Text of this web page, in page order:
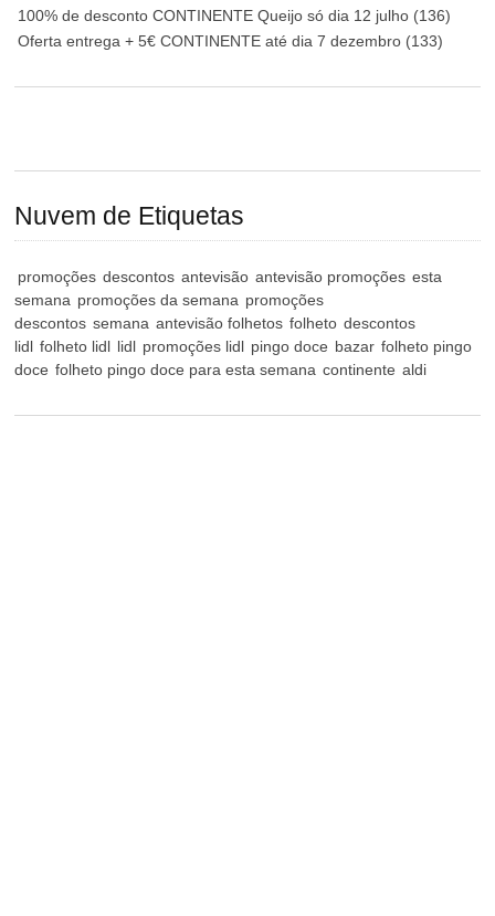
100% de desconto CONTINENTE Queijo só dia 12 julho (136)
Oferta entrega + 5€ CONTINENTE até dia 7 dezembro (133)
Nuvem de Etiquetas
promoções descontos antevisão antevisão promoções esta
semana promoções da semana promoções
descontos semana antevisão folhetos folheto descontos
lidl folheto lidl lidl promoções lidl pingo doce bazar folheto pingo
doce folheto pingo doce para esta semana continente aldi